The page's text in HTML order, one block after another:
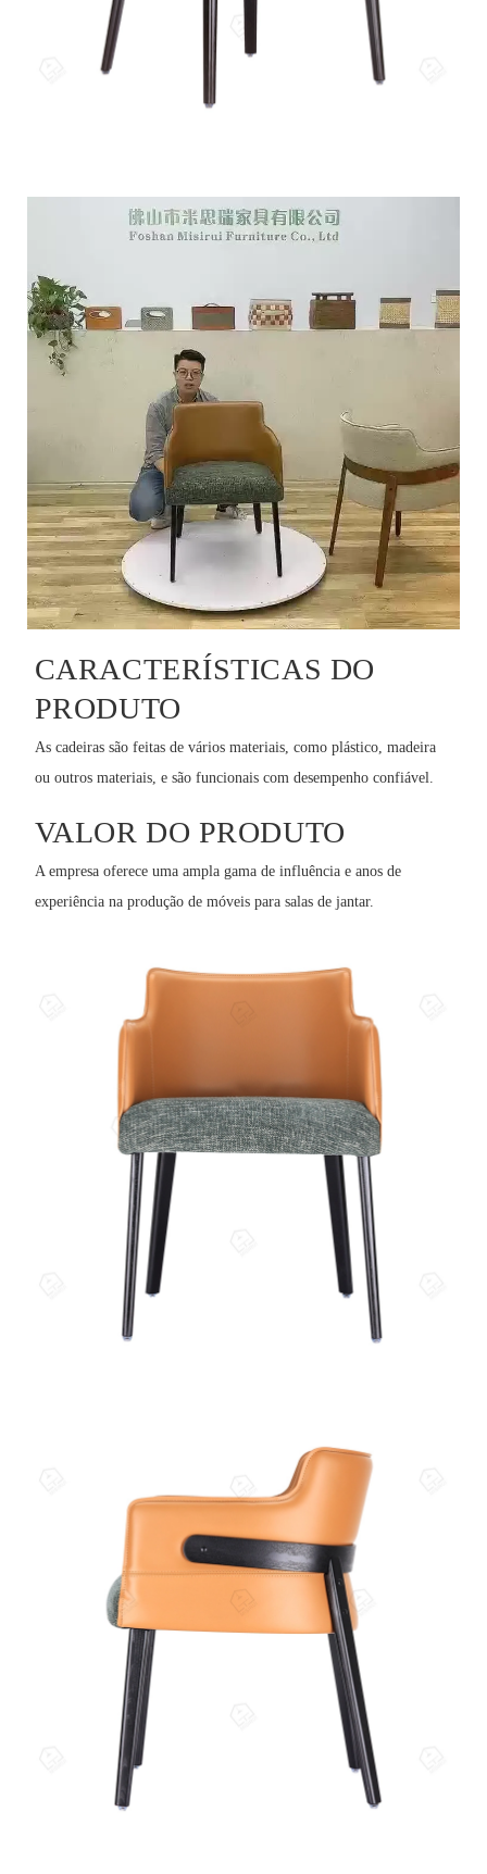
CARACTERÍSTICAS DO
PRODUTO
As cadeiras são feitas de vários materiais, como plástico, madeira
ou outros materiais, e são funcionais com desempenho confiável.
VALOR DO PRODUTO
A empresa oferece uma ampla gama de influência e anos de
experiência na produção de móveis para salas de jantar.